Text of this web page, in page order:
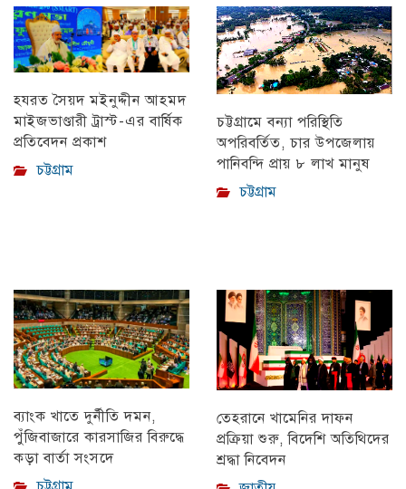
হযরত সৈয়দ মইনুদ্দীন আহমদ
মাইজভাণ্ডারী ট্রাস্ট-এর বার্ষিক
প্রতিবেদন প্রকাশ
চট্টগ্রাম
চট্টগ্রামে বন্যা পরিস্থিতি
অপরিবর্তিত, চার উপজেলায়
পানিবন্দি প্রায় ৮ লাখ মানুষ
চট্টগ্রাম
ব্যাংক খাতে দুর্নীতি দমন,
পুঁজিবাজারে কারসাজির বিরুদ্ধে
কড়া বার্তা সংসদে
তেহরানে খামেনির দাফন
প্রক্রিয়া শুরু, বিদেশি অতিথিদের
শ্রদ্ধা নিবেদন